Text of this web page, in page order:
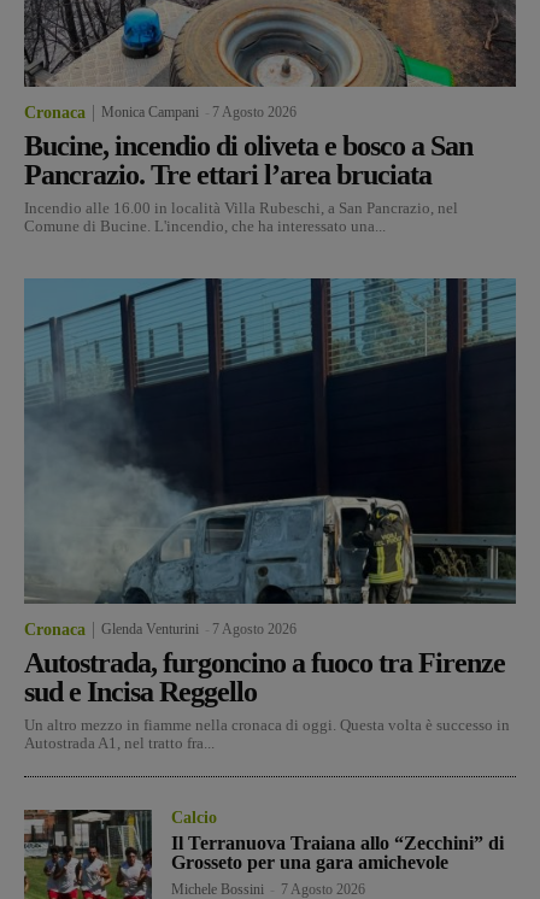
Cronaca Monica Campani 7 Agosto 2026
Bucine, incendio di oliveta e bosco a San
Pancrazio. Tre ettari l’area bruciata
Incendio alle 16.00 in località Villa Rubeschi, a San Pancrazio, nel
Comune di Bucine. L'incendio, che ha interessato una...
Cronaca Glenda Venturini 7 Agosto 2026
Autostrada, furgoncino a fuoco tra Firenze
sud e Incisa Reggello
Un altro mezzo in fiamme nella cronaca di oggi. Questa volta è successo in
Autostrada A1, nel tratto fra...
Calcio
Il Terranuova Traiana allo “Zecchini” di
Grosseto per una gara amichevole
Michele Bossini 7 Agosto 2026